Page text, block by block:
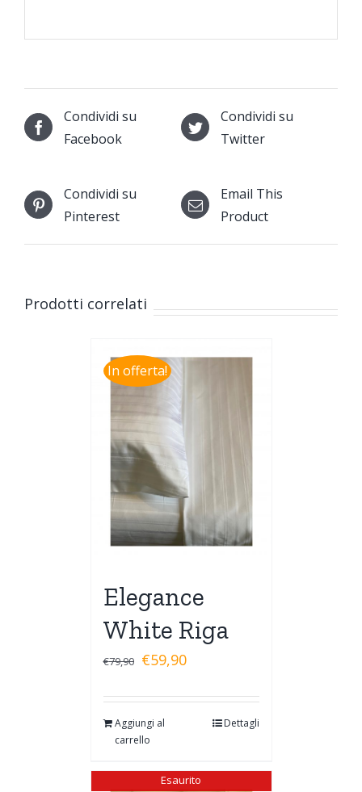
Condividi su
Facebook
Condividi su
Twitter
Condividi su
Pinterest
Email This
Product
Prodotti correlati
In offerta!
Elegance
White Riga
€79,90 €59,90
Aggiungi al
carrello
Dettagli
Esaurito